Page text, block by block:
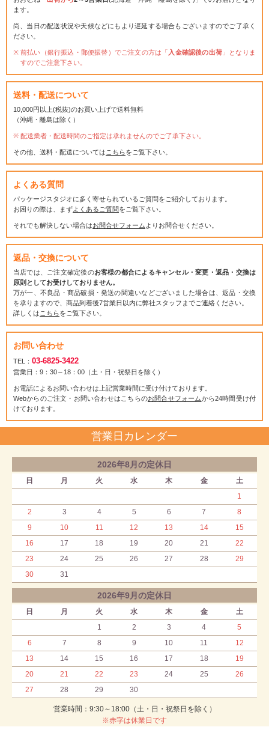
ます。
尚、当日の配送状況や天候などにもより遅延する場合もございますのでご了承く
ださい。
前払い（銀行振込・郵便振替）でご注文の方は「 入金確認後の出荷 」となりま
すのでご注意下さい。
送料・配送について
10,000円以上(税抜)のお買い上げで送料無料
（沖縄・離島は除く）
配送業者・配送時間のご指定は承れませんのでご了承下さい。
その他、送料・配送については こちらをご覧下さい。
よくある質問
パッケージスタジオに多く寄せられているご質問をご紹介しております。
お困りの際は、まずよくあるご質問をご覧下さい。
それでも解決しない場合はお問合せフォーム よりお問合せください。
返品・交換について
当店では、ご注文確定後のお客様の都合によるキャンセル・変更・返品・交換は
原則としてお受けしておりません。
万が一、不良品・商品破損・発送の間違いなどございました場合は、返品・交換
を承りますので、商品到着後7営業日以内に弊社スタッフまでご連絡ください。
詳しくは こちらをご覧下さい。
お問い合わせ
TEL： 03-6825-3422
営業日：9：30～18：00（土・日・祝祭日を除く）
お電話によるお問い合わせは上記営業時間に受け付けております。
Webからのご注文・お問い合わせはこちらのお問合せフォームから24時間受け付
けております。
営業日カレンダー
2026年8月の定休日
日 月 火 水 木 金
土
1
2
3 4 5 6 7
8
9
10 11 12 13 14
15
16
17 18 19 20 21
22
23
24 25 26 27 28
29
30
31
2026年9月の定休日
日 月 火 水 木 金
土
1
2 3 4
5
6
7 8 9 10 11
12
13
14 15 16 17 18
19
20
21 22 23 24 25
26
27
28 29 30
営業時間：9:30～18:00（土・日・祝祭日を除く）
※赤字は休業日です